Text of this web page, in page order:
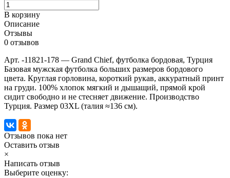
В корзину
Описание
Отзывы
0 отзывов
Арт. -11821-178 — Grand Chief, футболка бордовая, Турция
Базовая мужская футболка больших размеров бордового
цвета. Круглая горловина, короткий рукав, аккуратный принт
на груди. 100% хлопок мягкий и дышащий, прямой крой
сидит свободно и не стесняет движение. Производство
Турция. Размер 03XL (талия ≈136 см).
Отзывов пока нет
Оставить отзыв
×
Написать отзыв
Выберите оценку: